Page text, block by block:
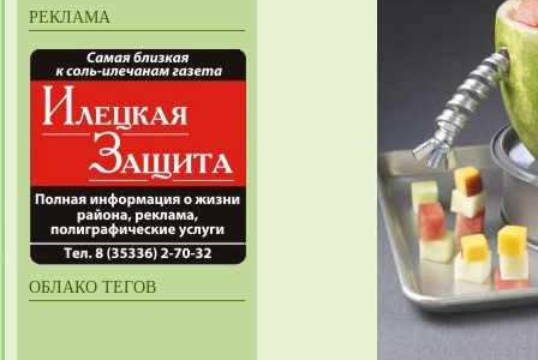
РЕКЛАМА
ОБЛАКО ТЕГОВ